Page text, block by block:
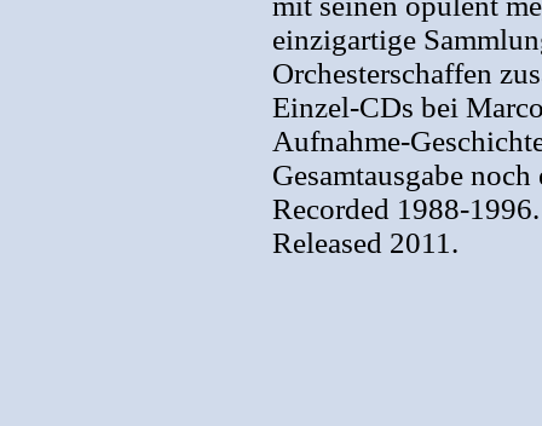
einzigartige
Orchesterschaffen
Einzel-CDs bei
Aufnahme-
Gesamtausgabe
Recorded 1988-1996.
Released 2011.